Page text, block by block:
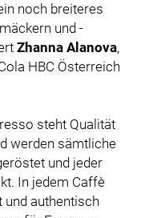
noch breiteres
und -
Zhanna Alanova,
HBC Österreich
steht Qualität
werden sämtliche
und jeder
In jedem Caffè
und authentisch